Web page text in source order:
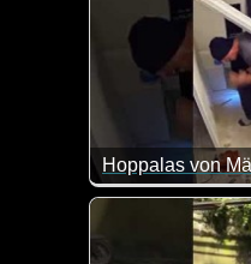
Hoppalas von